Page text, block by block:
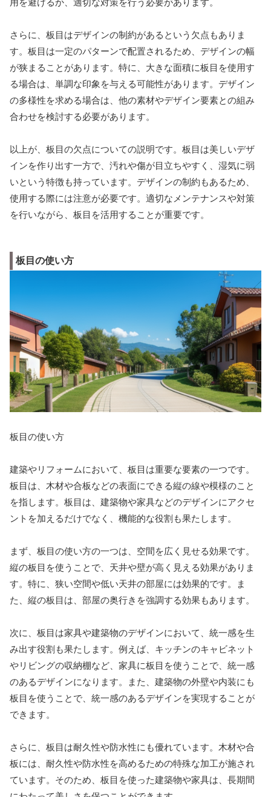
さらに、板目はデザインの制約があるという欠点もありま
す。板目は一定のパターンで配置されるため、デザインの幅
が狭まることがあります。特に、大きな面積に板目を使用す
る場合は、単調な印象を与える可能性があります。デザイン
の多様性を求める場合は、他の素材やデザイン要素との組み
合わせを検討する必要があります。
以上が、板目の欠点についての説明です。板目は美しいデザ
インを作り出す一方で、汚れや傷が目立ちやすく、湿気に弱
いという特徴も持っています。デザインの制約もあるため、
使用する際には注意が必要です。適切なメンテナンスや対策
を行いながら、板目を活用することが重要です。
板目の使い方
板目の使い方
建築やリフォームにおいて、板目は重要な要素の一つです。
板目は、木材や合板などの表面にできる縦の線や模様のこと
を指します。板目は、建築物や家具などのデザインにアクセ
ントを加えるだけでなく、機能的な役割も果たします。
まず、板目の使い方の一つは、空間を広く見せる効果です。
縦の板目を使うことで、天井や壁が高く見える効果がありま
す。特に、狭い空間や低い天井の部屋には効果的です。ま
た、縦の板目は、部屋の奥行きを強調する効果もあります。
次に、板目は家具や建築物のデザインにおいて、統一感を生
み出す役割も果たします。例えば、キッチンのキャビネット
やリビングの収納棚など、家具に板目を使うことで、統一感
のあるデザインになります。また、建築物の外壁や内装にも
板目を使うことで、統一感のあるデザインを実現することが
できます。
さらに、板目は耐久性や防水性にも優れています。木材や合
板には、耐久性や防水性を高めるための特殊な加工が施され
ています。そのため、板目を使った建築物や家具は、長期間